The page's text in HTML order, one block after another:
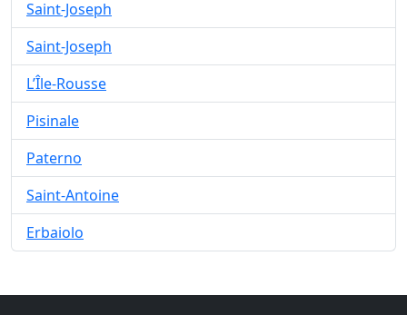
Saint-Joseph
Saint-Joseph
L’Île-Rousse
Pisinale
Paterno
Saint-Antoine
Erbaiolo